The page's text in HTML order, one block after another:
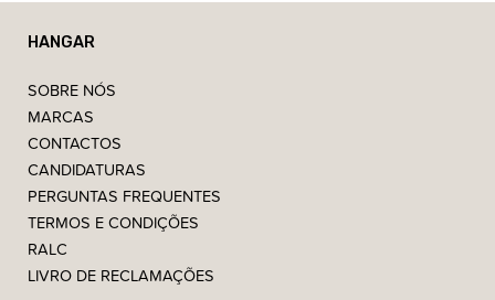
HANGAR
SOBRE NÓS
MARCAS
CONTACTOS
CANDIDATURAS
PERGUNTAS FREQUENTES
TERMOS E CONDIÇÕES
RALC
LIVRO DE RECLAMAÇÕES